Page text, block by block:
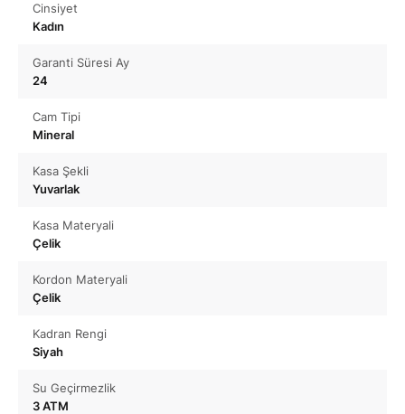
Cinsiyet
Kadın
Garanti Süresi Ay
24
Cam Tipi
Mineral
Kasa Şekli
Yuvarlak
Kasa Materyali
Çelik
Kordon Materyali
Çelik
Kadran Rengi
Siyah
Su Geçirmezlik
3 ATM